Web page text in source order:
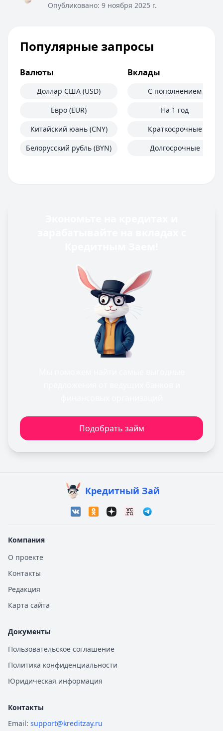
Опубликовано: 9 ноября 2025 г.
Популярные запросы
Валюты
Доллар США (USD)
Евро (EUR)
Китайский юань (CNY)
Белорусский рубль (BYN)
Вклады
С пополнением
На 1 год
Краткосрочные
Долгосрочные
Подобрать займ
Кредитный Зай
Компания
О проекте
Контакты
Редакция
Карта сайта
Документы
Пользовательское соглашение
Политика конфиденциальности
Юридическая информация
Контакты
Email: support@kreditzay.ru